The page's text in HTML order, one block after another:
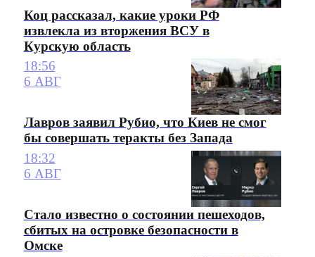
Коц рассказал, какие уроки РФ
извлекла из вторжения ВСУ в
Курскую область
18:56
6 АВГ
Лавров заявил Рубио, что Киев не смог
бы совершать теракты без Запада
18:32
6 АВГ
Стало известно о состоянии пешеходов,
сбитых на островке безопасности в
Омске